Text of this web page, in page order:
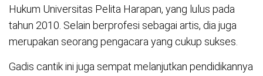
Hukum Universitas Pelita Harapan, yang lulus pada
tahun 2010. Selain berprofesi sebagai artis, dia juga
merupakan seorang pengacara yang cukup sukses.
Gadis cantik ini juga sempat melanjutkan pendidikannya